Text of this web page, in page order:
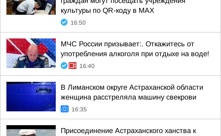
культуры по QR-коду в МАХ
16:50
МЧС России призывает:. Откажитесь от
употребления алкоголя при отдыхе на воде!
16:40
В Лиманском округе Астраханской области
женщина расстреляла машину свекрови
16:35
Присоединение Астраханского ханства к